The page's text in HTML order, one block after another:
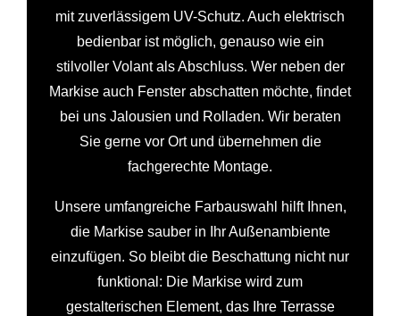
mit zuverlässigem UV-Schutz. Auch elektrisch
bedienbar ist möglich, genauso wie ein
stilvoller Volant als Abschluss. Wer neben der
Markise auch Fenster abschatten möchte, findet
bei uns Jalousien und Rolladen. Wir beraten
Sie gerne vor Ort und übernehmen die
fachgerechte Montage.
Unsere umfangreiche Farbauswahl hilft Ihnen,
die Markise sauber in Ihr Außenambiente
einzufügen. So bleibt die Beschattung nicht nur
funktional: Die Markise wird zum
gestalterischen Element, das Ihre Terrasse